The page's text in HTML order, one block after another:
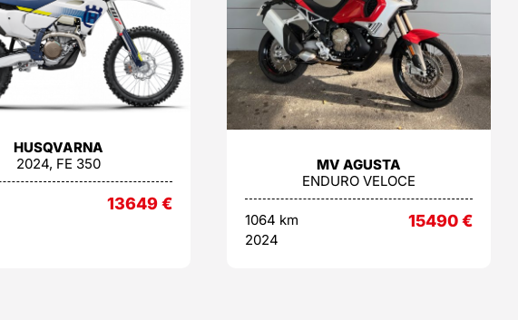
HUSQVARNA
2024, FE 350
13649€
MV AGUSTA
ENDURO VELOCE
1064 km
2024
15490€